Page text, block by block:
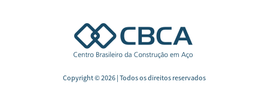
Copyright © 2026 | Todos os direitos reservados